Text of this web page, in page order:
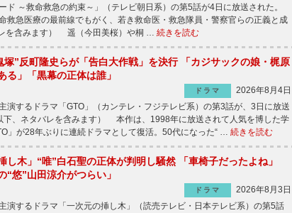
ド ～救命救急の約束～」（テレビ朝日系）の第5話が4日に放送された。
救急医療の最前線でもがく、若き救命医・救急隊員・警察官らの正義と成
を含みます） 遥（今田美桜）や桐 … 続きを読む
塚”反町隆史らが「告白大作戦」を決行 「カジサックの娘・梶原
る」「黒幕の正体は誰」
ドラマ
2026年8月4日
演するドラマ「GTO」（カンテレ・フジテレビ系）の第3話が、3日に放送
下、ネタバレを含みます） 本作は、1998年に放送されて人気を博した学
」が28年ぶりに連続ドラマとして復活。50代になった“ … 続きを読む
し木」“唯”白石聖の正体が判明し騒然 「車椅子だったよね」
“悠”山田涼介がつらい」
ドラマ
2026年8月3日
演するドラマ「一次元の挿し木」（読売テレビ・日本テレビ系）の第5話